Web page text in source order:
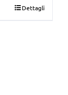
Dettagli